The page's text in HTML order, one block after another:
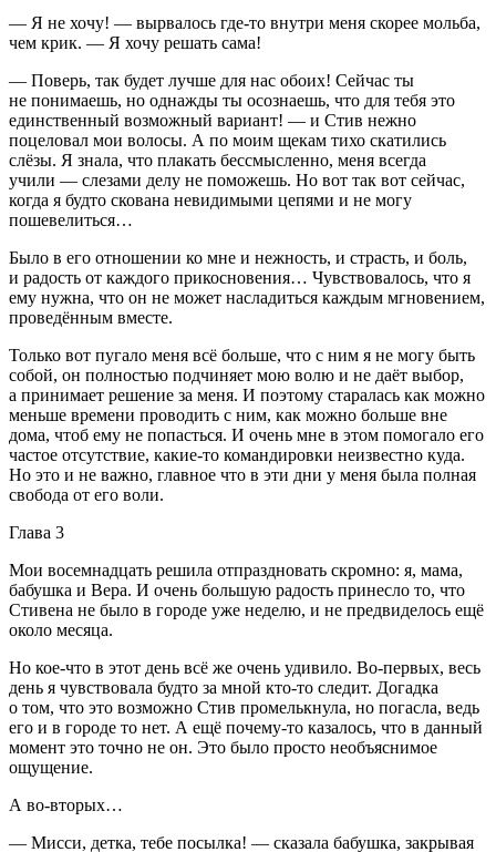
— Я не хочу! — вырвалось где-то внутри меня скорее мольба,
чем крик. — Я хочу решать сама!
— Поверь, так будет лучше для нас обоих! Сейчас ты
не понимаешь, но однажды ты осознаешь, что для тебя это
единственный возможный вариант! — и Стив нежно
поцеловал мои волосы. А по моим щекам тихо скатились
слёзы. Я знала, что плакать бессмысленно, меня всегда
учили — слезами делу не поможешь. Но вот так вот сейчас,
когда я будто скована невидимыми цепями и не могу
пошевелиться…
Было в его отношении ко мне и нежность, и страсть, и боль,
и радость от каждого прикосновения… Чувствовалось, что я
ему нужна, что он не может насладиться каждым мгновением,
проведённым вместе.
Только вот пугало меня всё больше, что с ним я не могу быть
собой, он полностью подчиняет мою волю и не даёт выбор,
а принимает решение за меня. И поэтому старалась как можно
меньше времени проводить с ним, как можно больше вне
дома, чтоб ему не попасться. И очень мне в этом помогало его
частое отсутствие, какие-то командировки неизвестно куда.
Но это и не важно, главное что в эти дни у меня была полная
свобода от его воли.
Глава 3
Мои восемнадцать решила отпраздновать скромно: я, мама,
бабушка и Вера. И очень большую радость принесло то, что
Стивена не было в городе уже неделю, и не предвиделось ещё
около месяца.
Но кое-что в этот день всё же очень удивило. Во-первых, весь
день я чувствовала будто за мной кто-то следит. Догадка
о том, что это возможно Стив промелькнула, но погасла, ведь
его и в городе то нет. А ещё почему-то казалось, что в данный
момент это точно не он. Это было просто необъяснимое
ощущение.
А во-вторых…
— Мисси, детка, тебе посылка! — сказала бабушка, закрывая